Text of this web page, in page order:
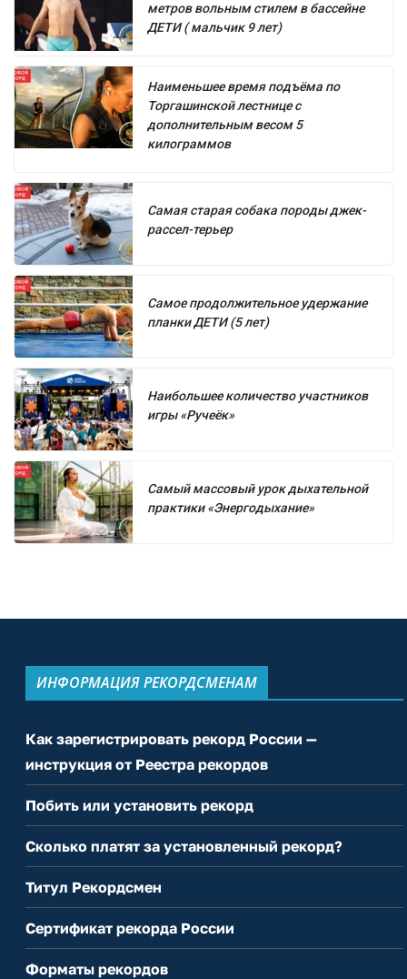
метров вольным стилем в бассейне
ДЕТИ ( мальчик 9 лет)
Наименьшее время подъёма по
Торгашинской лестнице с
дополнительным весом 5
килограммов
Самая старая собака породы джек-
рассел-терьер
Самое продолжительное удержание
планки ДЕТИ (5 лет)
Наибольшее количество участников
игры «Ручеёк»
Самый массовый урок дыхательной
практики «Энергодыхание»
ИНФОРМАЦИЯ РЕКОРДСМЕНАМ
Как зарегистрировать рекорд России —
инструкция от Реестра рекордов
Побить или установить рекорд
Сколько платят за установленный рекорд?
Титул Рекордсмен
Сертификат рекорда России
Форматы рекордов